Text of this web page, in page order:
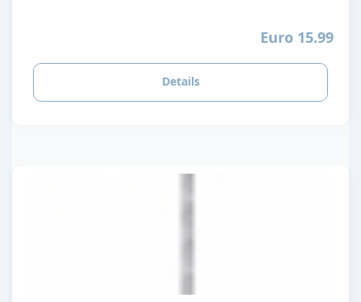
Euro 15.99
Details